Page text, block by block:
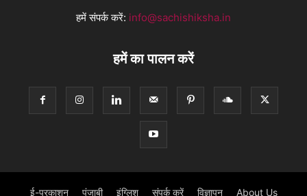
हमें संपर्क करें: info@sachishiksha.in
हमें का पालन करें
ई-प्रकाशन पंजाबी इंग्लिश संपर्क करें विज्ञापन About Us